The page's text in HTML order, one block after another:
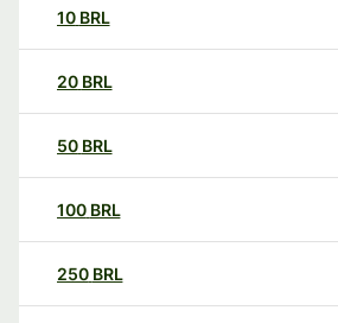
10 BRL
20 BRL
50 BRL
100 BRL
250 BRL